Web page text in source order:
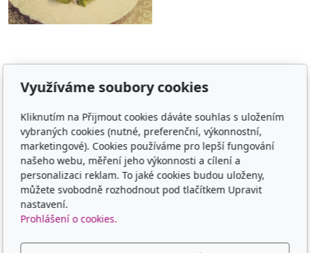
Adresa
TCM - Eruvia
Lesní 719, 34506 Kdyně
Kontakt
00420 605 565 580
Využíváme soubory cookies
Kliknutím na Přijmout cookies dáváte souhlas s uložením
vybraných cookies (nutné, preferenční, výkonnostní,
marketingové). Cookies používáme pro lepší fungování
našeho webu, měření jeho výkonnosti a cílení a
personalizaci reklam. To jaké cookies budou uloženy,
můžete svobodně rozhodnout pod tlačítkem Upravit
nastavení.
Prohlášení o cookies.